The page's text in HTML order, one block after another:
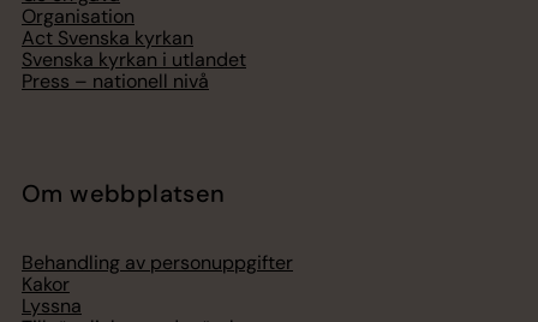
Organisation
Act Svenska kyrkan
Svenska kyrkan i utlandet
Press – nationell nivå
Om webbplatsen
Behandling av personuppgifter
Kakor
Lyssna